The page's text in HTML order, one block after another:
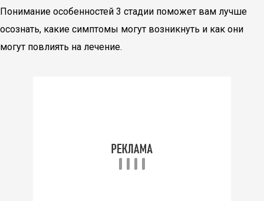
Понимание особенностей 3 стадии поможет вам лучше
осознать, какие симптомы могут возникнуть и как они
могут повлиять на лечение.